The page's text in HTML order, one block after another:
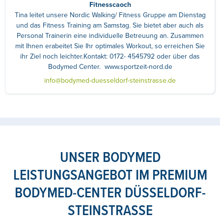
Fitnesscaoch
Tina leitet unsere Nordic Walking/ Fitness Gruppe am Dienstag
und das Fitness Training am Samstag. Sie bietet aber auch als
Personal Trainerin eine individuelle Betreuung an. Zusammen
mit Ihnen erabeitet Sie Ihr optimales Workout, so erreichen Sie
ihr Ziel noch leichter.Kontakt: 0172- 4545792 oder über das
Bodymed Center. www.sportzeit-nord.de
info@bodymed-duesseldorf-steinstrasse.de
UNSER BODYMED
LEISTUNGSANGEBOT IM PREMIUM
BODYMED-CENTER DÜSSELDORF-
STEINSTRASSE